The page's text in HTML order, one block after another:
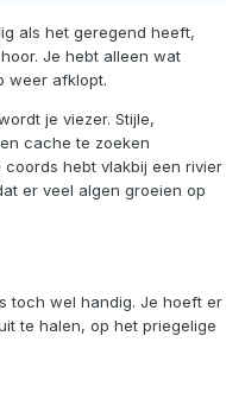
als het geregend heeft,
Je hebt alleen wat
weer afklopt.
je viezer. Stijle,
cache te zoeken
hebt vlakbij een rivier
er veel algen groeien op
toch wel handig. Je hoeft er
te halen, op het priegelige